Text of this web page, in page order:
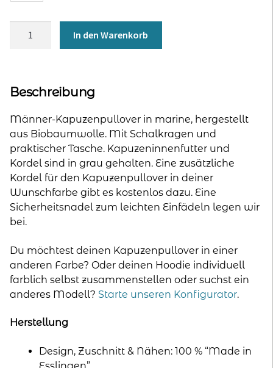
marine
In den Warenkorb
Beschreibung
Männer-Kapuzenpullover in marine, hergestellt
aus Biobaumwolle. Mit Schalkragen und
praktischer Tasche. Kapuzeninnenfutter und
Kordel sind in grau gehalten. Eine zusätzliche
Kordel für den Kapuzenpullover in deiner
Wunschfarbe gibt es kostenlos dazu. Eine
Sicherheitsnadel zum leichten Einfädeln legen wir
bei.
Du möchtest deinen Kapuzenpullover in einer
anderen Farbe? Oder deinen Hoodie individuell
farblich selbst zusammenstellen oder suchst ein
anderes Modell? Starte unseren Konfigurator.
Herstellung
Design, Zuschnitt & Nähen: 100 % “Made in